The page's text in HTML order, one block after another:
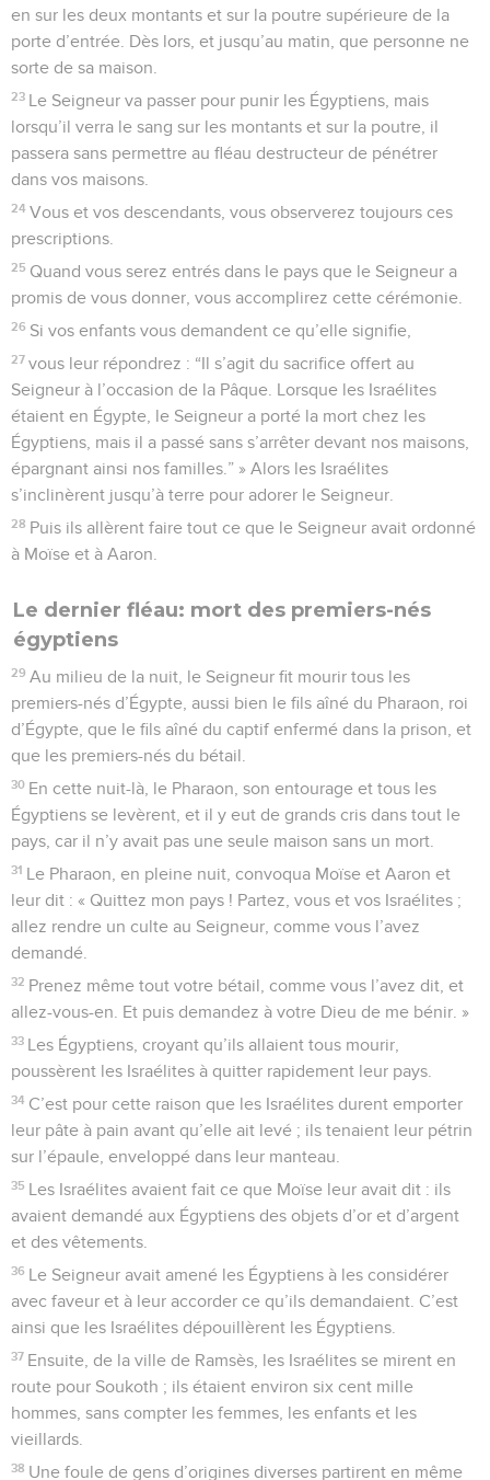
en sur les deux montants et sur la poutre supérieure de la
porte d’entrée. Dès lors, et jusqu’au matin, que personne ne
sorte de sa maison.
23 Le Seigneur va passer pour punir les Égyptiens, mais
lorsqu’il verra le sang sur les montants et sur la poutre, il
passera sans permettre au fléau destructeur de pénétrer
dans vos maisons.
24 Vous et vos descendants, vous observerez toujours ces
prescriptions.
25 Quand vous serez entrés dans le pays que le Seigneur a
promis de vous donner, vous accomplirez cette cérémonie.
26 Si vos enfants vous demandent ce qu’elle signifie,
27 vous leur répondrez : “Il s’agit du sacrifice offert au
Seigneur à l’occasion de la Pâque. Lorsque les Israélites
étaient en Égypte, le Seigneur a porté la mort chez les
Égyptiens, mais il a passé sans s’arrêter devant nos maisons,
épargnant ainsi nos familles.” » Alors les Israélites
s’inclinèrent jusqu’à terre pour adorer le Seigneur.
28 Puis ils allèrent faire tout ce que le Seigneur avait ordonné
à Moïse et à Aaron.
Le dernier fléau: mort des premiers-nés
égyptiens
29 Au milieu de la nuit, le Seigneur fit mourir tous les
premiers-nés d’Égypte, aussi bien le fils aîné du Pharaon, roi
d’Égypte, que le fils aîné du captif enfermé dans la prison, et
que les premiers-nés du bétail.
30 En cette nuit-là, le Pharaon, son entourage et tous les
Égyptiens se levèrent, et il y eut de grands cris dans tout le
pays, car il n’y avait pas une seule maison sans un mort.
31 Le Pharaon, en pleine nuit, convoqua Moïse et Aaron et
leur dit : « Quittez mon pays ! Partez, vous et vos Israélites ;
allez rendre un culte au Seigneur, comme vous l’avez
demandé.
32 Prenez même tout votre bétail, comme vous l’avez dit, et
allez-vous-en. Et puis demandez à votre Dieu de me bénir. »
33 Les Égyptiens, croyant qu’ils allaient tous mourir,
poussèrent les Israélites à quitter rapidement leur pays.
34 C’est pour cette raison que les Israélites durent emporter
leur pâte à pain avant qu’elle ait levé ; ils tenaient leur pétrin
sur l’épaule, enveloppé dans leur manteau.
35 Les Israélites avaient fait ce que Moïse leur avait dit : ils
avaient demandé aux Égyptiens des objets d’or et d’argent
et des vêtements.
36 Le Seigneur avait amené les Égyptiens à les considérer
avec faveur et à leur accorder ce qu’ils demandaient. C’est
ainsi que les Israélites dépouillèrent les Égyptiens.
37 Ensuite, de la ville de Ramsès, les Israélites se mirent en
route pour Soukoth ; ils étaient environ six cent mille
hommes, sans compter les femmes, les enfants et les
vieillards.
38 Une foule de gens d’origines diverses partirent en même